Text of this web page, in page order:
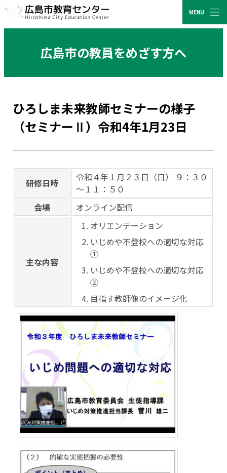
広島市教育センター
広島市の教員をめざす方へ
ひろしま未来教師セミナーの様子
（セミナーⅡ）令和4年1月23日
研修日時
令和４年１月２３日（日） ９：３０
～１１：５０
会場
オンライン配信
主な内容
オリエンテーション
いじめや不登校への適切な対応
①
いじめや不登校への適切な対応
②
目指す教師像のイメージ化
MENU